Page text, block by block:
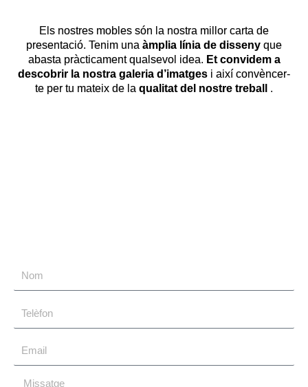
Els nostres mobles són la nostra millor carta de
presentació. Tenim una àmplia línia de disseny que
abasta pràcticament qualsevol idea. Et convidem a
descobrir la nostra galeria d’imatges i així convèncer-
te per tu mateix de la qualitat del nostre treball .